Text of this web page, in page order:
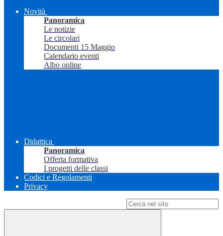
Novità
Panoramica
Le notizie
Le circolari
Documenti 15 Maggio
Calendario eventi
Albo online
Didattica
Panoramica
Offerta formativa
I progetti delle classi
Codici e Regolamenti
Privacy